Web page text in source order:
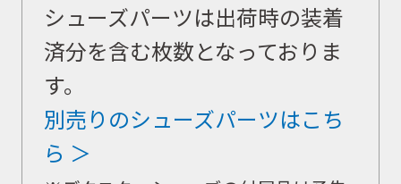
シューズパーツは出荷時の装着
済分を含む枚数となっておりま
す。
別売りのシューズパーツはこち
ら ＞